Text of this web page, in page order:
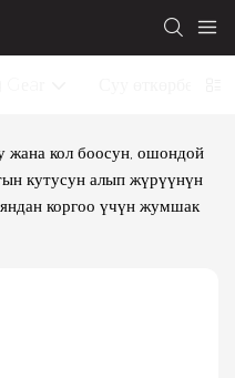
жана кол боосун, ошондой
кутусун алып жүрүүнүн
коргоо үчүн жумшак